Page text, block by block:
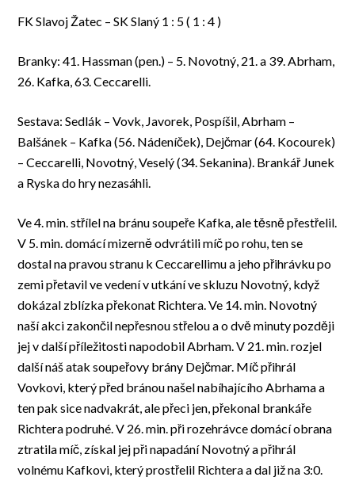
FK Slavoj Žatec – SK Slaný 1 : 5 ( 1 : 4 )
Branky: 41. Hassman (pen.) – 5. Novotný, 21. a 39. Abrham,
26. Kafka, 63. Ceccarelli.
Sestava: Sedlák – Vovk, Javorek, Pospíšil, Abrham –
Balšánek – Kafka (56. Nádeníček), Dejčmar (64. Kocourek)
– Ceccarelli, Novotný, Veselý (34. Sekanina). Brankář Junek
a Ryska do hry nezasáhli.
Ve 4. min. střílel na bránu soupeře Kafka, ale těsně přestřelil.
V 5. min. domácí mizerně odvrátili míč po rohu, ten se
dostal na pravou stranu k Ceccarellimu a jeho přihrávku po
zemi přetavil ve vedení v utkání ve skluzu Novotný, když
dokázal zblízka překonat Richtera. Ve 14. min. Novotný
naší akci zakončil nepřesnou střelou a o dvě minuty později
jej v další příležitosti napodobil Abrham. V 21. min. rozjel
další náš atak soupeřovy brány Dejčmar. Míč přihrál
Vovkovi, který před bránou našel nabíhajícího Abrhama a
ten pak sice nadvakrát, ale přeci jen, překonal brankáře
Richtera podruhé. V 26. min. při rozehrávce domácí obrana
ztratila míč, získal jej při napadání Novotný a přihrál
volnému Kafkovi, který prostřelil Richtera a dal již na 3:0.